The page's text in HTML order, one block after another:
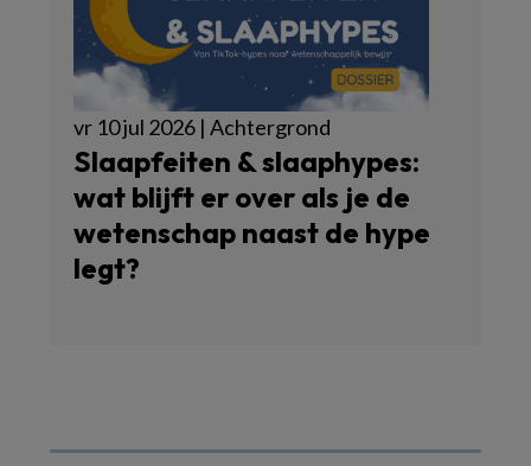
vr 10 jul 2026 | Achtergrond
Slaapfeiten & slaaphypes:
wat blijft er over als je de
wetenschap naast de hype
legt?